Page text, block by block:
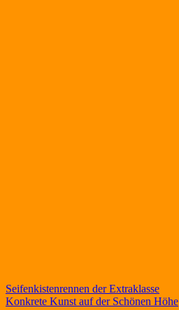
Beitragsnavigation
Seifenkistenrennen der Extraklasse
Konkrete Kunst auf der Schönen Höhe